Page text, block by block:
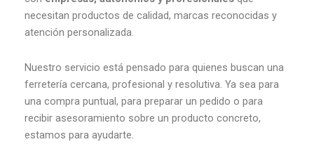
necesitan productos de calidad, marcas reconocidas y
atención personalizada.
Nuestro servicio está pensado para quienes buscan una
ferretería cercana, profesional y resolutiva. Ya sea para
una compra puntual, para preparar un pedido o para
recibir asesoramiento sobre un producto concreto,
estamos para ayudarte.